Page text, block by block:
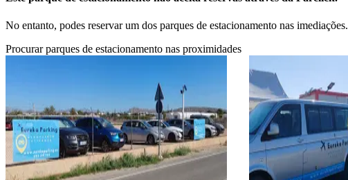
No entanto, podes reservar um dos parques de estacionamento nas imediações.
Procurar parques de estacionamento nas proximidades